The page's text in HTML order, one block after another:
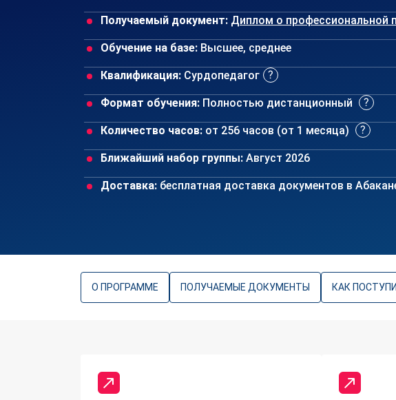
Получаемый документ: Диплом о профессиональной
Обучение на базе: Высшее, среднее
Квалификация: Сурдопедагог
Формат обучения: Полностью дистанционный
Количество часов: от 256 часов (от 1 месяца)
Ближайший набор группы: Август 2026
Доставка: бесплатная доставка документов в
О ПРОГРАММЕ ПОЛУЧАЕМЫЕ ДОКУМЕНТЫ КАК